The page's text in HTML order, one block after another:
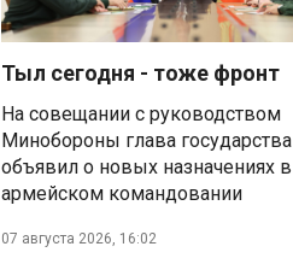
Тыл сегодня - тоже фронт
На совещании с руководством
Минобороны глава государства
объявил о новых назначениях в
армейском командовании
07 августа 2026, 16:02